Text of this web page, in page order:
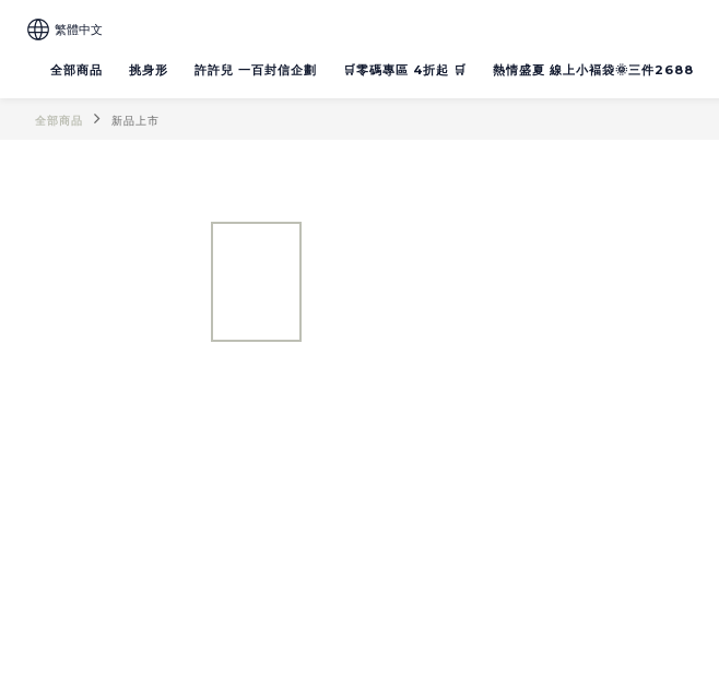
繁體中文
全部商品 挑身形 許許兒 一百封信企劃 🛒零碼專區 4折起 🛒 熱情盛夏 線上小褔袋🌞三件2688
全部商品 新品上市